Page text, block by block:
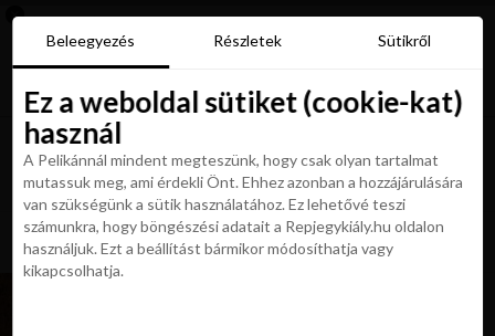
×
Aktuális hírek, cikkek és TOP utazási
ajánlatok egy kattintásnyira.
Telepítés
All posts tagged "uj jarat eilat"
Beleegyezés Részletek Sütikről
Ez a weboldal sütiket (cookie-kat)
használ
A Pelikánnál mindent megteszünk, hogy csak olyan tartalmat
mutassuk meg, ami érdekli Önt. Ehhez azonban a hozzájárulására
van szükségünk a sütik használatához. Ez lehetővé teszi
számunkra, hogy böngészési adatait a Repjegykiály.hu oldalon
használjuk. Ezt a beállítást bármikor módosíthatja vagy
Beleegyezés Részletek Sütikről
Ez a weboldal sütiket (cookie-kat)
használ
A Pelikánnál mindent megteszünk, hogy csak olyan tartalmat
mutassuk meg, ami érdekli Önt. Ehhez azonban a hozzájárulására
van szükségünk a sütik használatához. Ez lehetővé teszi
számunkra, hogy böngészési adatait a Repjegykiály.hu oldalon
használjuk. Ezt a beállítást bármikor módosíthatja vagy
kikapcsolhatja.